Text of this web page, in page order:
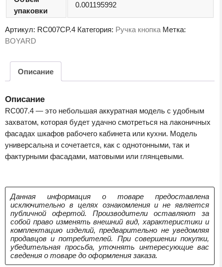
упаковки
0.001195992
Артикул: RC007CP.4 Категория: Ручка кнопка Метка:
BOYARD
Описание
Описание
RC007.4 — это небольшая аккуратная модель с удобным
захватом, которая будет удачно смотреться на лаконичных
фасадах шкафов рабочего кабинета или кухни. Модель
универсальна и сочетается, как с однотонными, так и
фактурными фасадами, матовыми или глянцевыми.
Данная информация о товаре предоставлена
исключительно в целях ознакомления и не является
публичной офертой. Производители оставляют за
собой право изменять внешний вид, характеристики и
комплектацию изделий, предварительно не уведомляя
продавцов и потребителей. При совершении покупки,
убедительная просьба, уточнять интересующие вас
сведения о товаре до оформления заказа.